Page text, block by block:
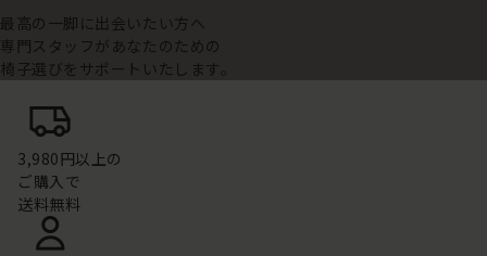
最高の一脚に出会いたい方へ
専門スタッフがあなたのための
椅子選びをサポートいたします。
3,980円以上の
ご購入で
送料無料